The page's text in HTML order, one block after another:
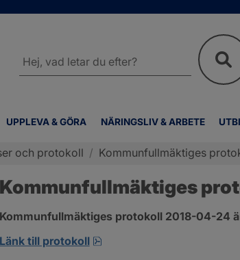
UPPLEVA & GÖRA NÄRINGSLIV & ARBETE
webbplatsen
och protokoll / Kommunfullmäktiges
Kommunfullmäktiges
Kommunfullmäktiges protokoll 2018-04-24
Länk till protokoll
pdf, 2.9 MB, öppnas i nytt